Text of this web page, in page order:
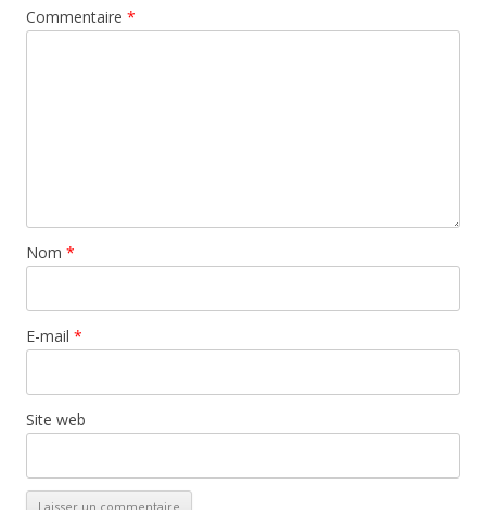
Commentaire *
Nom *
E-mail *
Site web